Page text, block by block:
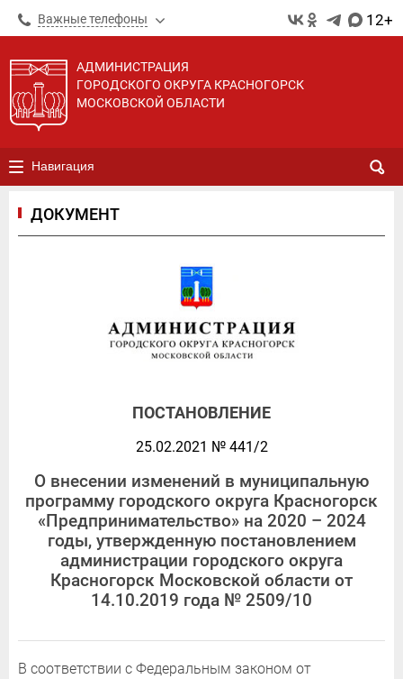
Важные телефоны 12+
АДМИНИСТРАЦИЯ
ГОРОДСКОГО ОКРУГА КРАСНОГОРСК
МОСКОВСКОЙ ОБЛАСТИ
Навигация
ДОКУМЕНТ
ПОСТАНОВЛЕНИЕ
25.02.2021 № 441/2
О внесении изменений в муниципальную
программу городского округа Красногорск
«Предпринимательство» на 2020 – 2024
годы, утвержденную постановлением
администрации городского округа
Красногорск Московской области от
14.10.2019 года № 2509/10
В соответствии с Федеральным законом от